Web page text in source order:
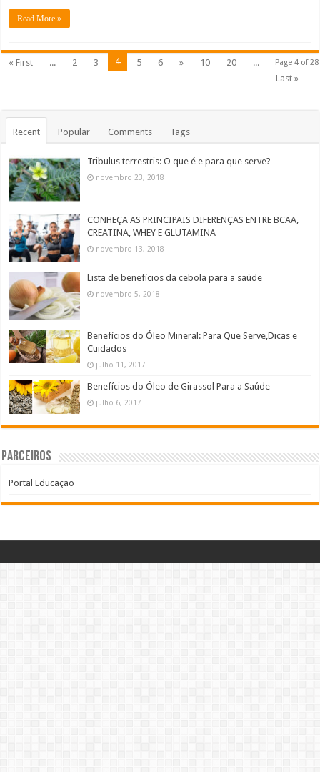
Read More »
Page 4 of 28
« First ... 2 3 4 5 6 » 10 20
...
Last »
Recent Popular Comments Tags
Tribulus terrestris: O que é e para que serve?
novembro 23, 2018
CONHEÇA AS PRINCIPAIS DIFERENÇAS ENTRE BCAA,
CREATINA, WHEY E GLUTAMINA
novembro 13, 2018
Lista de benefícios da cebola para a saúde
novembro 5, 2018
Benefícios do Óleo Mineral: Para Que Serve,Dicas e
Cuidados
julho 11, 2017
Benefícios do Óleo de Girassol Para a Saúde
julho 6, 2017
Parceiros
Portal Educação